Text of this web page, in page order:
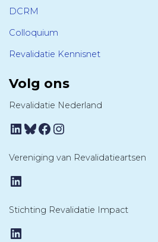
DCRM
Colloquium
Revalidatie Kennisnet
Volg ons
Revalidatie Nederland
LinkedIn
Bluesky
Facebook
Instagram
Vereniging van Revalidatieartsen
LinkedIn
Stichting Revalidatie Impact
LinkedIn